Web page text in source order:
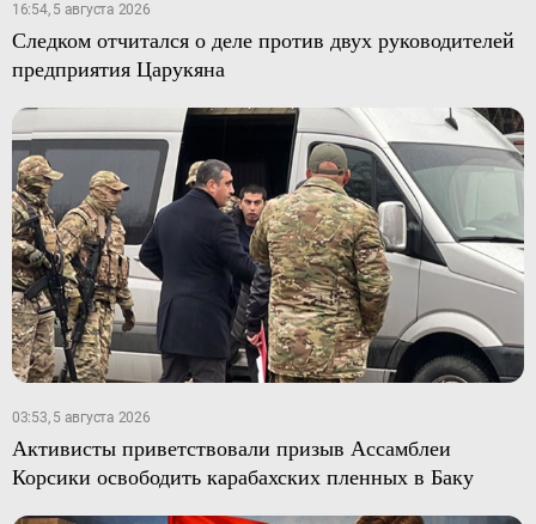
16:54, 5 августа 2026
Следком отчитался о деле против двух руководителей
предприятия Царукяна
03:53, 5 августа 2026
Активисты приветствовали призыв Ассамблеи
Корсики освободить карабахских пленных в Баку